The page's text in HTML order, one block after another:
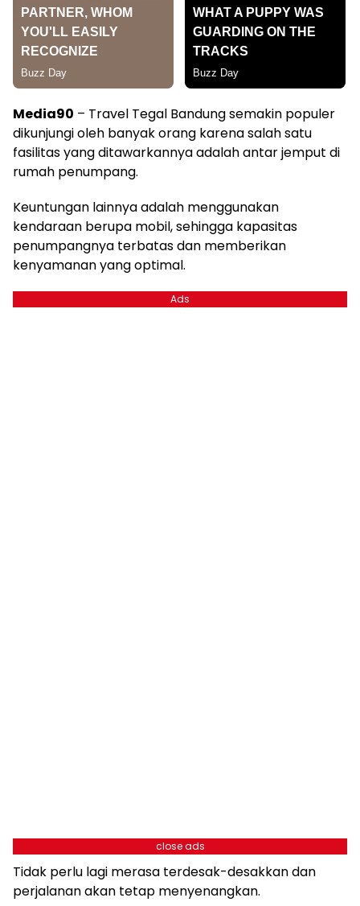
Media90 – Travel Tegal Bandung semakin populer
dikunjungi oleh banyak orang karena salah satu
fasilitas yang ditawarkannya adalah antar jemput di
rumah penumpang.
Keuntungan lainnya adalah menggunakan
kendaraan berupa mobil, sehingga kapasitas
penumpangnya terbatas dan memberikan
kenyamanan yang optimal.
Ads
close ads
Tidak perlu lagi merasa terdesak-desakkan dan
perjalanan akan tetap menyenangkan.